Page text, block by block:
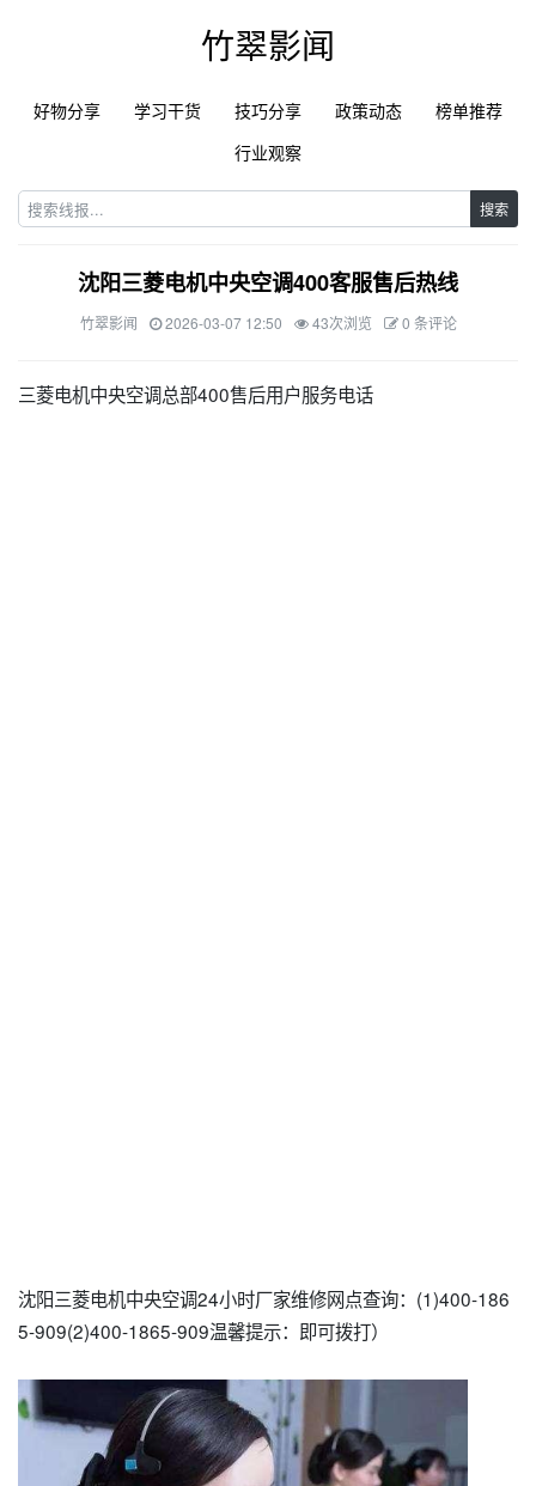
竹翠影闻
好物分享 学习干货 技巧分享 政策动态
榜单推荐
行业观察
搜索
沈阳三菱电机中央空调400客服售后热线
竹翠影闻 2026-03-07 12:50 43次浏览 0 条评论
三菱电机中央空调总部400售后用户服务电话
沈阳三菱电机中央空调24小时厂家维修网点查询：(1)400-186
5-909(2)400-1865-909温馨提示：即可拨打）